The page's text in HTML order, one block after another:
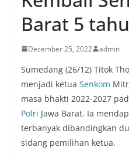
Barat 5
December 25, 2022 admin
Sumedang (26/12) Titok
menjadi ketua Senkom
masa bhakti 2022-2027
Polri Jawa Barat. Ia
terbanyak dibandingkan
sidang pemilihan ketua.